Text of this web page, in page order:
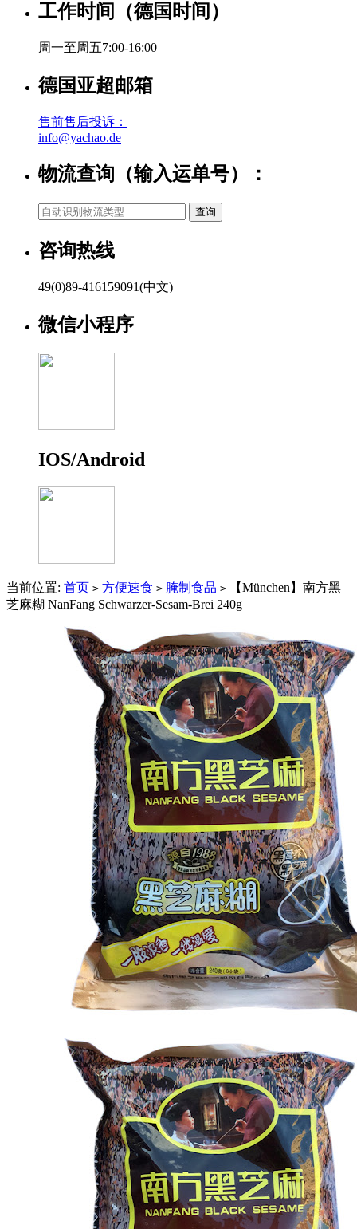
工作时间（德国时间）
周一至周五7:00-16:00
德国亚超邮箱
售前售后投诉：
info@yachao.de
物流查询（输入运单号）：
咨询热线
49(0)89-416159091(中文)
微信小程序
IOS/Android
当前位置: 首页 > 方便速食 > 腌制食品 > 【München】南方黑
芝麻糊 NanFang Schwarzer-Sesam-Brei 240g